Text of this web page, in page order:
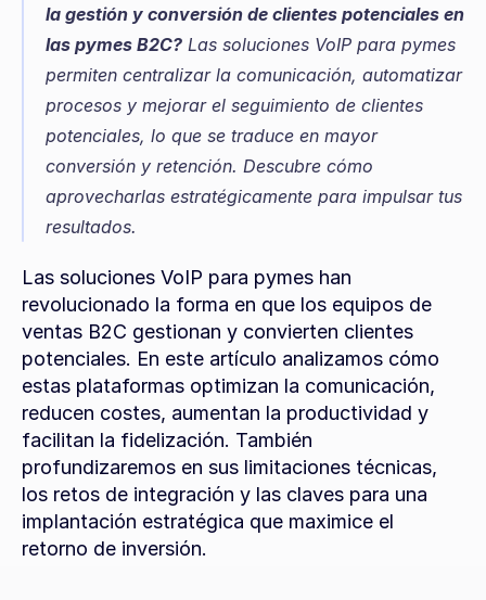
la gestión y conversión de clientes potenciales en
las pymes B2C? Las soluciones VoIP para pymes
permiten centralizar la comunicación, automatizar
procesos y mejorar el seguimiento de clientes
potenciales, lo que se traduce en mayor
conversión y retención. Descubre cómo
aprovecharlas estratégicamente para impulsar tus
resultados.
Las soluciones VoIP para pymes han
revolucionado la forma en que los equipos de
ventas B2C gestionan y convierten clientes
potenciales. En este artículo analizamos cómo
estas plataformas optimizan la comunicación,
reducen costes, aumentan la productividad y
facilitan la fidelización. También
profundizaremos en sus limitaciones técnicas,
los retos de integración y las claves para una
implantación estratégica que maximice el
retorno de inversión.